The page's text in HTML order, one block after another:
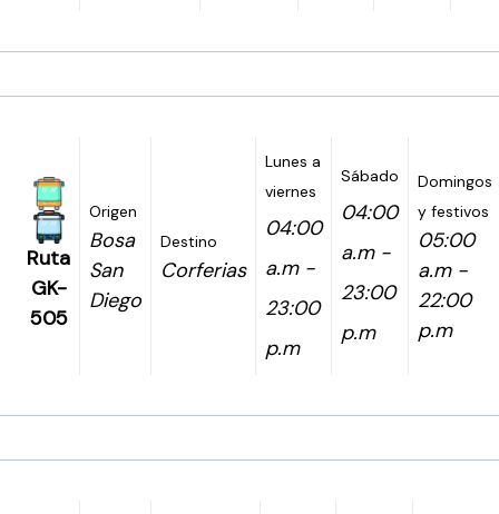
Ruta
GK-
505
Origen
Bosa
San
Diego
Destino
Corferias
Lunes a
viernes
04:00
a.m -
23:00
p.m
Sábado
04:00
a.m -
23:00
p.m
Domingos
y festivos
05:00
a.m -
22:00
p.m